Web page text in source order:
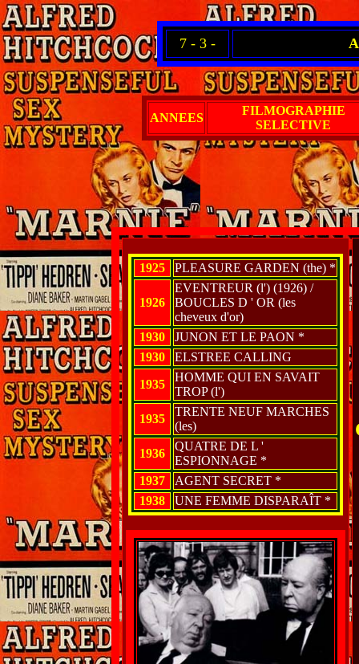
7 - 3 -
ANNEES
FILMOGRAPHIE
SELECTIVE
1925 PLEASURE GARDEN (the) *
1926
EVENTREUR (l') (1926) /
BOUCLES D ' OR (les
cheveux d'or)
1930
JUNON ET LE PAON *
1930
ELSTREE CALLING
1935
HOMME QUI EN SAVAIT
TROP (l')
1935
TRENTE NEUF MARCHES
(les)
1936
QUATRE DE L '
ESPIONNAGE *
1937
AGENT SECRET *
1938
UNE FEMME DISPARAÎT *